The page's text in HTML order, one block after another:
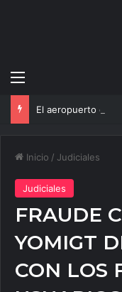
Menú
Inicio / Judiciales
Judiciales
FRAUDE
YOMIGT
CON LOS